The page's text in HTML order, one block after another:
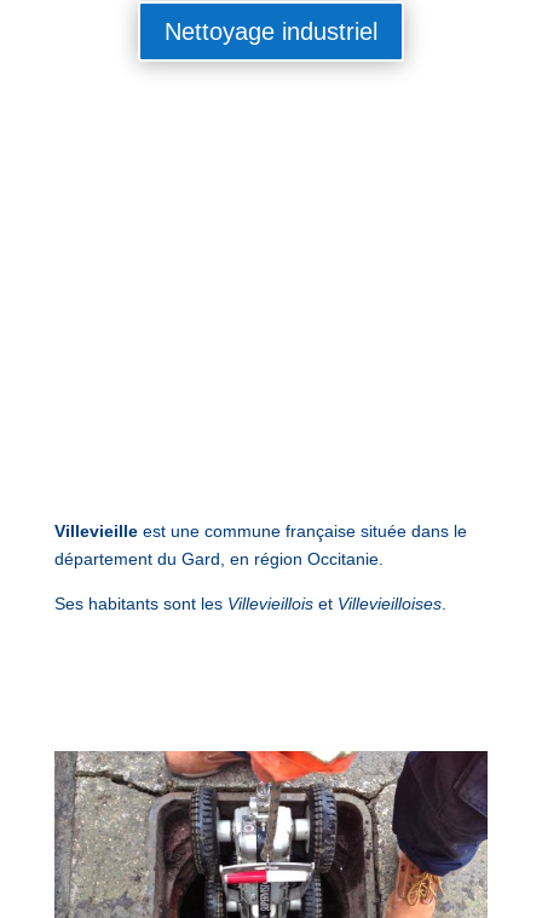
Nettoyage industriel
Villevieilleest une commune française située dans le
département du Gard, en région Occitanie.
Ses habitants sont les Villevieilloiset Villevieilloises.